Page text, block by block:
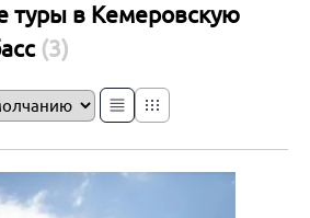
часть России
России
туры в Кемеровскую
(3)